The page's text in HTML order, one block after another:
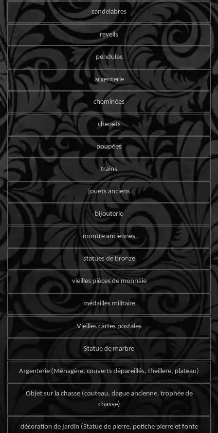
candelabres
reveils
pendules
argenterie
cheminées
chenets
poupées
trains
jouets anciens
bijouterie
montre anciennes
statues de bronze
vieilles pièces de monnaie
médailles militaire
Vieilles cartes postales
Statue de marbre
Argenterie (Ménagère, couverts dépareillés, theillere, plateau)
Objet sur la chasse (couteau, dague ancienne, trophée de
chasse)
décoration de jardin (Statue de pierre, potiche pierre et fonte